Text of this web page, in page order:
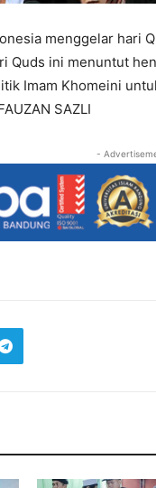
menggelar hari
Quds ini menuntut
Imam Khomeini
SAZLI
-